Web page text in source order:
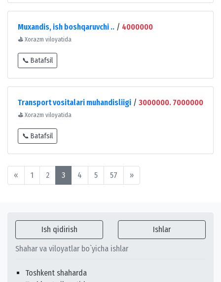
Muxandis, ish boshqaruvchi .. / 4000000
⛳ Xorazm viloyatida
📞 Batafsil
Transport vositalari muhandisliigi / 3000000. 7000000
⛳ Xorazm viloyatida
📞 Batafsil
« 1 2 3 4 5 57 »
Ish qidirish Ishlar
Shahar va viloyatlar bo`yicha ishlar
Toshkent shaharda